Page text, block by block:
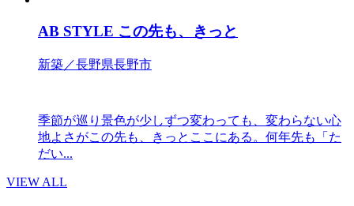
AB STYLE この先も、きっと
新築／長野県長野市
季節が巡り景色が少しずつ変わっても、変わらない心
地よさがこの先も、きっとここにある。何年先も「た
だい...
VIEW ALL